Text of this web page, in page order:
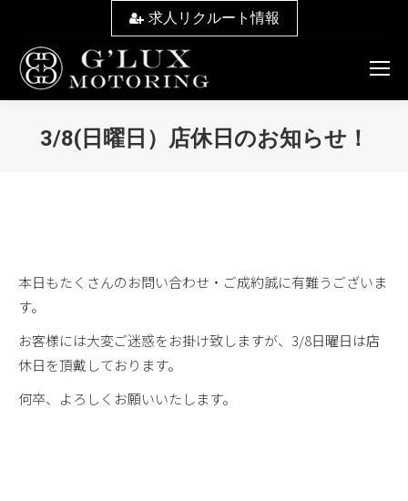
求人リクルート情報
3/8(日曜日）店休日のお知らせ！
本日もたくさんのお問い合わせ・ご成約誠に有難うございま
す。
お客様には大変ご迷惑をお掛け致しますが、3/8日曜日は店
休日を頂戴しております。
何卒、よろしくお願いいたします。